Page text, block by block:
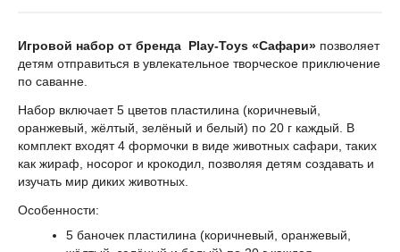
Игровой набор от бренда Play-Toys «Сафари» позволяет
детям отправиться в увлекательное творческое приключение
по саванне.
Набор включает 5 цветов пластилина (коричневый,
оранжевый, жёлтый, зелёный и белый) по 20 г каждый. В
комплект входят 4 формочки в виде животных сафари, таких
как жираф, носорог и крокодил, позволяя детям создавать и
изучать мир диких животных.
Особенности:
5 баночек пластилина (коричневый, оранжевый,